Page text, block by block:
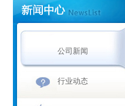
公司新闻
行业动态